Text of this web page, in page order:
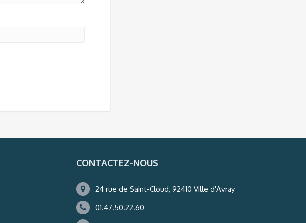
CONTACTEZ-NOUS
24 rue de Saint-Cloud, 92410 Ville d'Avray
01.47.50.22.60